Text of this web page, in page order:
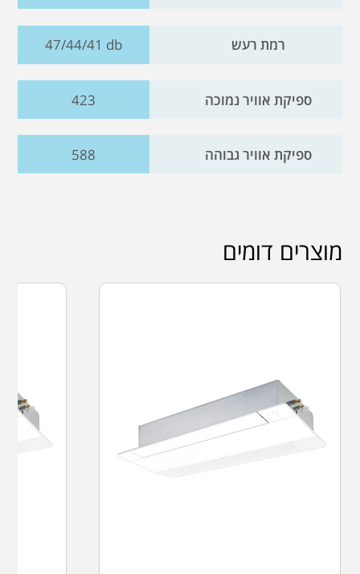
רמת רעש 47/44/41 db
ספיקת אוויר נמוכה 423
ספיקת אוויר גבוהה 588
מוצרים דומים